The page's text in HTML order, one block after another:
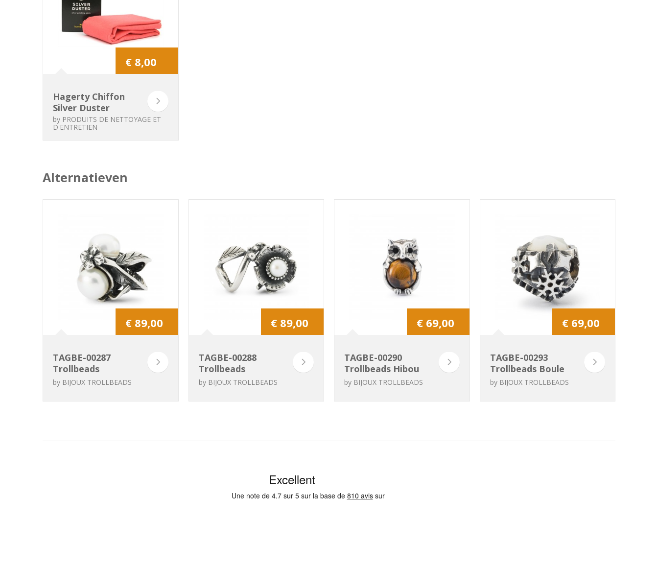
€ 8,00
Hagerty Chiffon
Silver Duster
by PRODUITS DE NETTOYAGE ET
D'ENTRETIEN
Alternatieven
€ 89,00
TAGBE-00287
Trollbeads
Beauté sereine
by BIJOUX TROLLBEADS
€ 89,00
TAGBE-00288
Trollbeads
Auréolé de fleurs
by BIJOUX TROLLBEADS
€ 69,00
TAGBE-00290
Trollbeads Hibou
de protection
by BIJOUX TROLLBEADS
€ 69,00
TAGBE-00293
Trollbeads Boule
de neige
by BIJOUX TROLLBEADS